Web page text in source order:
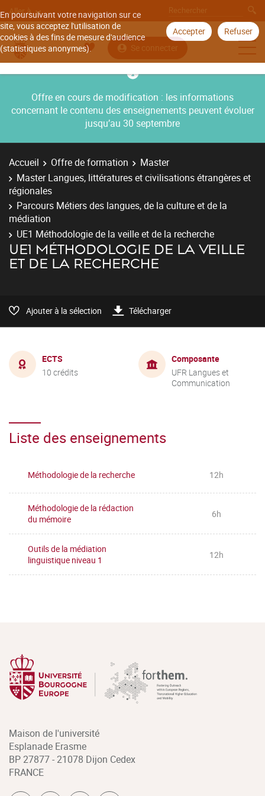
En poursuivant votre navigation sur ce
site, vous acceptez l'utilisation de
cookies à des fins de mesure d'audience
(statistiques anonymes).
Accepter Refuser
Aller à
Se connecter
Offre en cours de modification : les informations
concernant le contenu des enseignements peuvent évoluer
jusqu’au 30 septembre
Accueil Offre de formation
Master
Master Langues, littératures et civilisations étrangères et
régionales
Parcours Métiers des langues, de la culture et de la
médiation
UE1 Méthodologie de la veille et de la recherche
UE1 MÉTHODOLOGIE DE LA VEILLE
ET DE LA RECHERCHE
Ajouter à la sélection Télécharger
ECTS
10 crédits
Composante
UFR Langues et
Communication
Liste des enseignements
Méthodologie de la recherche 12h
Méthodologie de la rédaction
du mémoire
6h
Outils de la médiation
linguistique niveau 1
12h
Maison de l'université
Esplanade Erasme
BP 27877 - 21078 Dijon Cedex
FRANCE